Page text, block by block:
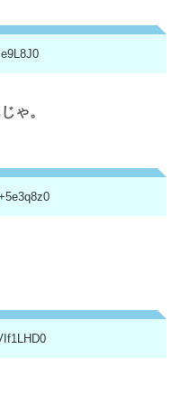
ゃ。